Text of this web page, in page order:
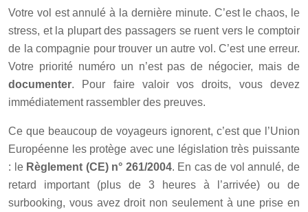
Votre vol est annulé à la dernière minute. C’est le chaos, le
stress, et la plupart des passagers se ruent vers le comptoir
de la compagnie pour trouver un autre vol. C’est une erreur.
Votre priorité numéro un n’est pas de négocier, mais de
documenter. Pour faire valoir vos droits, vous devez
immédiatement rassembler des preuves.
Ce que beaucoup de voyageurs ignorent, c’est que l’Union
Européenne les protège avec une législation très puissante
: le Règlement (CE) n° 261/2004. En cas de vol annulé, de
retard important (plus de 3 heures à l’arrivée) ou de
surbooking, vous avez droit non seulement à une prise en